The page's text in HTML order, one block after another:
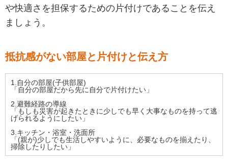
や快適さを担保するための片付けであることを伝え
ましょう。
抵抗感がない部屋と片付けと伝え方
1.自分の部屋(子供部屋)
「自分の部屋だから先に自分で片付けたい」
2.避難経路の導線
「もしも災害が起きたときに少しでも早く大事なものを持って逃
げられるようにしたい」
3.キッチン・浴室・洗面所
「(親が)少しでも生活しやすいように、必要なものを揃えたり、
掃除したりしたい」